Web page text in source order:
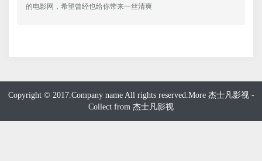
的电影网，希望曾经也给你带来一丝清爽
Copyright © 2017.Company name All rights reserved.More 杰士凡影视-
Collect from 杰士凡影视